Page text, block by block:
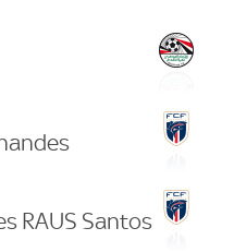
RAUS Santos